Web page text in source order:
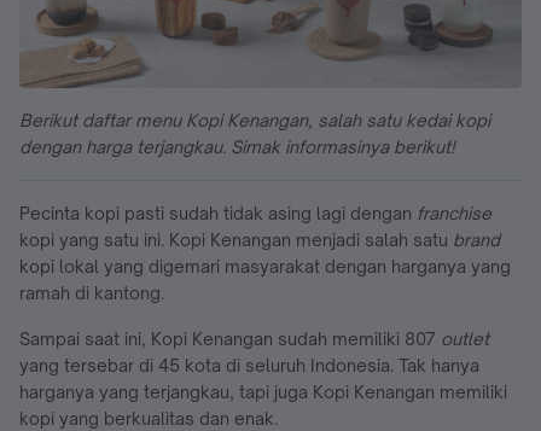
Berikut daftar menu Kopi Kenangan, salah satu kedai kopi
dengan harga terjangkau. Simak informasinya berikut!
Pecinta kopi pasti sudah tidak asing lagi dengan franchise
kopi yang satu ini. Kopi Kenangan menjadi salah satu brand
kopi lokal yang digemari masyarakat dengan harganya yang
ramah di kantong.
Sampai saat ini, Kopi Kenangan sudah memiliki 807 outlet
yang tersebar di 45 kota di seluruh Indonesia. Tak hanya
harganya yang terjangkau, tapi juga Kopi Kenangan memiliki
kopi yang berkualitas dan enak.